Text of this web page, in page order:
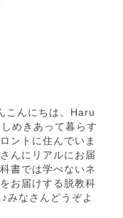
んにちは。Haru
めきあって暮らす
ントに住んでいま
んにリアルにお届
書では学べないネ
お届けする脱教科
みなさんどうぞよ